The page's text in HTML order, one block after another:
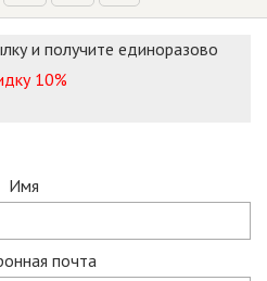
и получите единоразово
10%
Имя
почта